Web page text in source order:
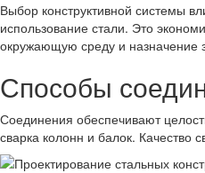
Выбор конструктивной системы
использование стали. Это
окружающую среду и назначение
Способы
Соединения обеспечивают
сварка колонн и балок. Качество